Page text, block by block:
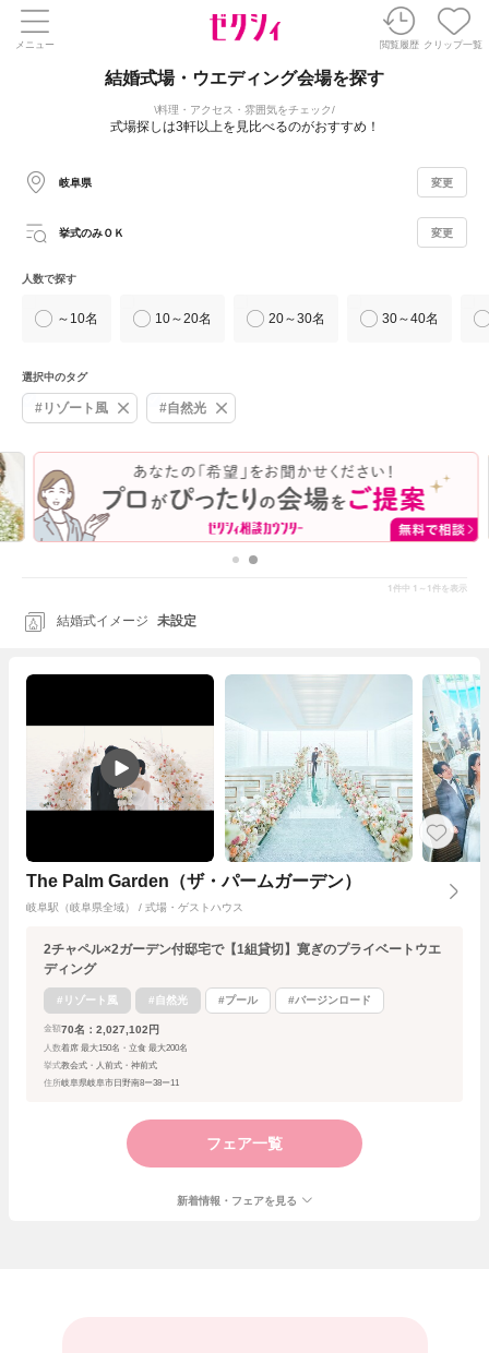
メニュー 閲覧履歴 クリップ一覧
結婚式場・ウエディング会場を探す
料理・アクセス・雰囲気をチェック
式場探しは3軒以上を見比べるのがおすすめ！
岐阜県 変更
挙式のみＯＫ 変更
人数で探す
～10名 10～20名 20～30名 30～40名
選択中のタグ
#リゾート風 #自然光
1 件中 1～1 件を表示
結婚式イメージ 未設定
The Palm Garden（ザ・パームガーデン）
岐阜駅（岐阜県全域） / 式場・ゲストハウス
2チャペル×2ガーデン付邸宅で【1組貸切】寛ぎのプライベートウエ
ディング
#リゾート風 #自然光 #プール #バージンロード
金額 70名：2,027,102円
人数着席 最大150名・立食 最大200名
挙式教会式・人前式・神前式
住所岐阜県岐阜市日野南8ー38ー11
フェア一覧
新着情報・フェアを見る